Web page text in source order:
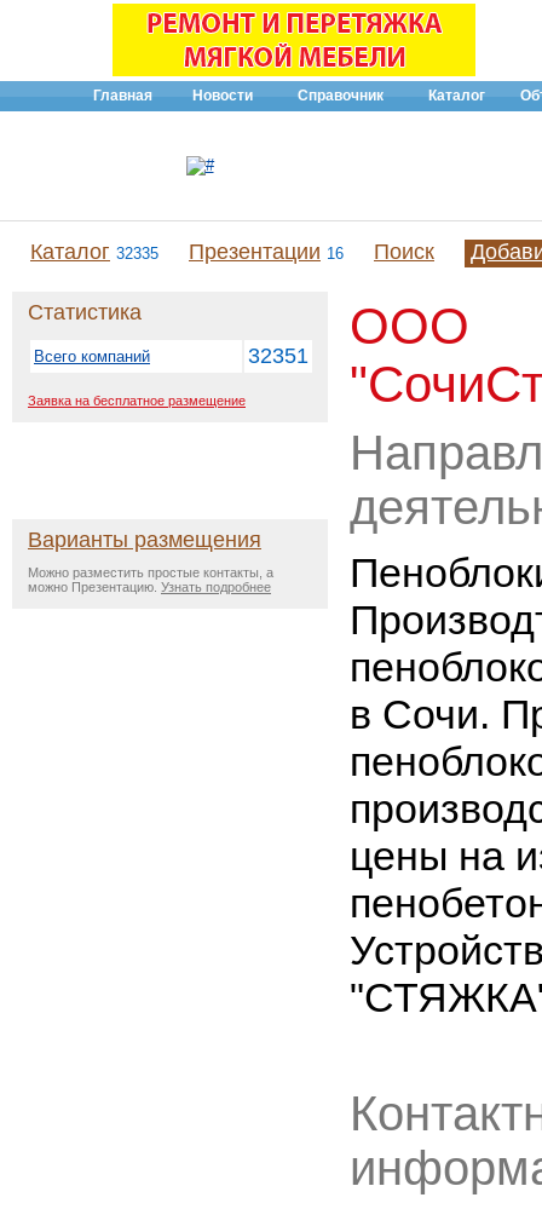
Главная Новости Справочник Каталог
Каталог 32335 Презентации 16 Поиск
Статистика
Всего компаний 32351
Заявка на бесплатное размещение
Варианты размещения
Можно разместить простые контакты, а
можно Презентацию. Узнать подробнее
ООО
в Сочи.
цены на